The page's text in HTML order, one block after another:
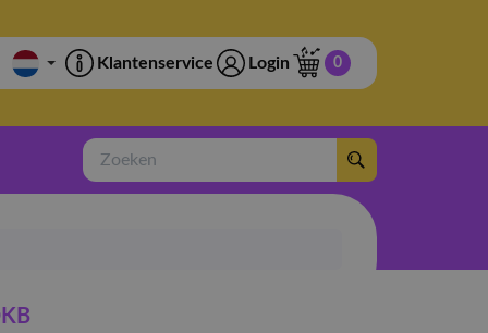
Klantenservice Login 0
Zoeken